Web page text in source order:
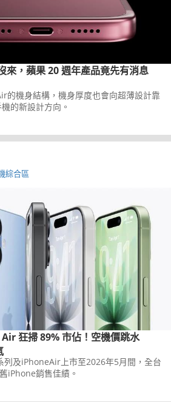
來，蘋果 20 週年產品竟先有消息
的機身結構，機身厚度也會向超薄設計靠
的新設計方向。
綜合區
狂掃 89% 市佔！空機價跳水
列及iPhoneAir上市至2026年5月間，全台
iPhone銷售佳績。